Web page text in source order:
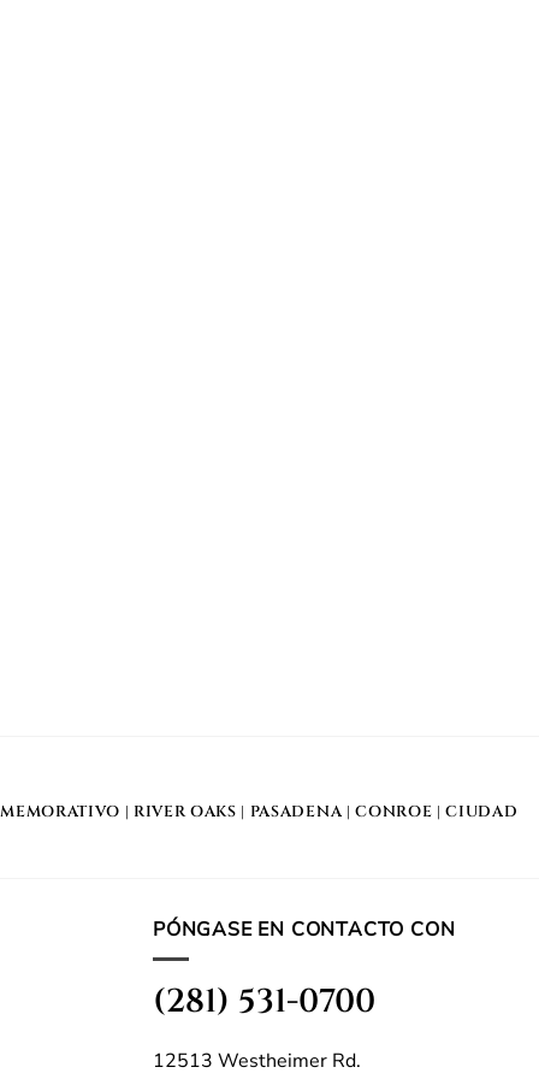
| RIVER OAKS | PASADENA |CONROE |CIUDAD
PÓNGASE EN CONTACTO CON
(281) 531-0700
12513 Westheimer Rd.